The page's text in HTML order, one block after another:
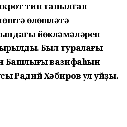
тип танылған
өлөшләтә
йөкләмәләрен
Был туралағы
Башлығы вазифаһын
Радий Хәбиров ҡул ҡуйҙы.